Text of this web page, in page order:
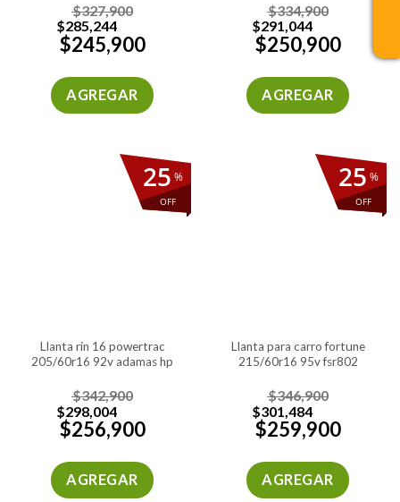
$327,900
$285,244
$245,900
AGREGAR
$334,900
$291,044
$250,900
AGREGAR
%
OFF
25
llanta rin 16 powertrac
205/60r16 92v adamas hp
$342,900
$298,004
$256,900
AGREGAR
%
OFF
25
llanta para carro fortune
215/60r16 95v fsr802
$346,900
$301,484
$259,900
AGREGAR